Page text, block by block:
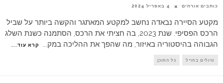
כותבים אורחים 4 באפריל 2024
מקטע הסיירה נבאדה נחשב למקטע המאתגר והקשה ביותר על שביל
הרכס הפסיפי. שנת 2023, בה חציתי את הרכס, הסתמנה כשנת השלג
הגבוהה בהיסטוריה באיזור, מה שהפך את ההליכה במק... קרא עוד...
טיולים בחו"ל כל התוכן